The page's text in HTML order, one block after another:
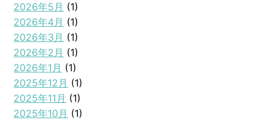
2026年5月 (1)
2026年4月 (1)
2026年3月 (1)
2026年2月 (1)
2026年1月 (1)
2025年12月 (1)
2025年11月 (1)
2025年10月 (1)